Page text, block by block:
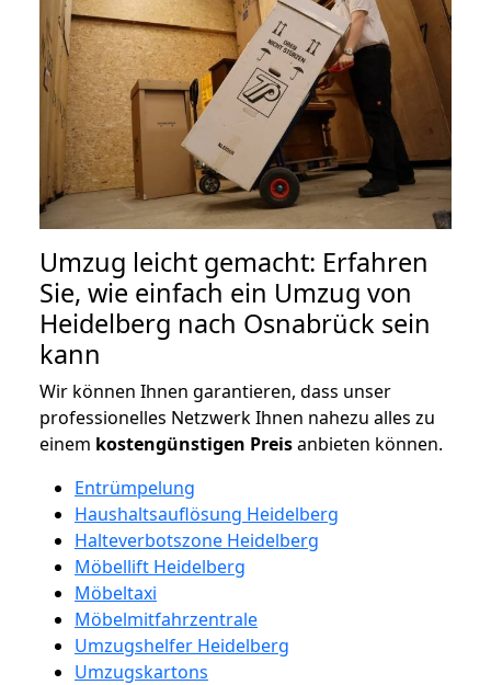
Umzug leicht gemacht: Erfahren
Sie, wie einfach ein Umzug von
Heidelberg nach Osnabrück sein
kann
Wir können Ihnen garantieren, dass unser
professionelles Netzwerk Ihnen nahezu alles zu
einem kostengünstigen Preisanbieten können.
Entrümpelung
Haushaltsauflösung Heidelberg
Halteverbotszone Heidelberg
Möbellift Heidelberg
Möbeltaxi
Möbelmitfahrzentrale
Umzugshelfer Heidelberg
Umzugskartons